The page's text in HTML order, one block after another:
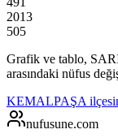
2013
505
Grafik ve tablo,
arasındaki nüfus
KEMALPAŞA
nufusune.com